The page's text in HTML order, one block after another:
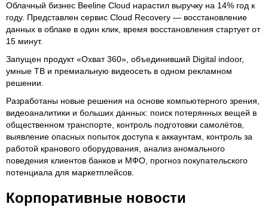
Облачный бизнес Beeline Cloud нарастил выручку на 14% год к
году. Представлен сервис Cloud Recovery — восстановление
данных в облаке в один клик, время восстановления стартует от
15 минут.
Запущен продукт «Охват 360», объединивший Digital indoor,
умные ТВ и премиальную видеосеть в одном рекламном
решении.
Разработаны новые решения на основе компьютерного зрения,
видеоаналитики и больших данных: поиск потерянных вещей в
общественном транспорте, контроль подготовки самолётов,
выявление опасных попыток доступа к аккаунтам, контроль за
работой кранового оборудования, анализ аномального
поведения клиентов банков и МФО, прогноз покупательского
потенциала для маркетплейсов.
Корпоративные новости